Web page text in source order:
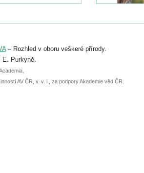
do 6. září.
přednášky nebo
– Rozhled v oboru veškeré přírody.
E. Purkyně.
AV ČR, v. v. i., za podpory Akademie věd ČR.